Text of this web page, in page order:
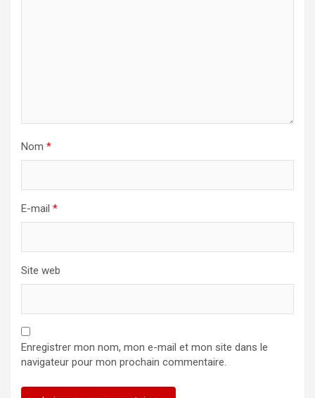
Nom *
E-mail *
Site web
Enregistrer mon nom, mon e-mail et mon site dans le
navigateur pour mon prochain commentaire.